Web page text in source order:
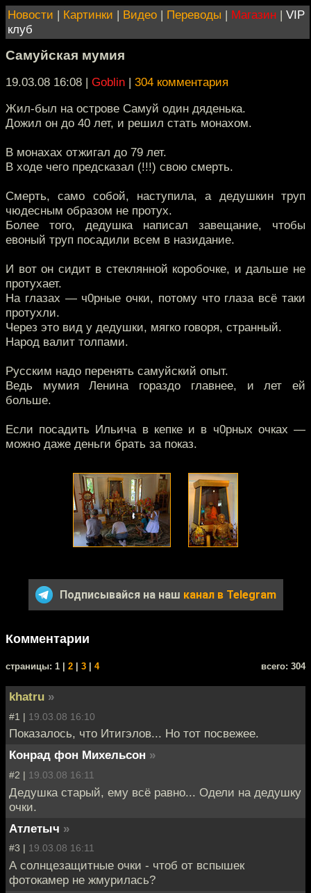
Новости | Картинки | Видео | Переводы | Магазин | VIP
клуб
Самуйская мумия
19.03.08 16:08 | Goblin | 304 комментария
Жил-был на острове Самуй один дяденька.
Дожил он до 40 лет, и решил стать монахом.
В монахах отжигал до 79 лет.
В ходе чего предсказал (!!!) свою смерть.
Смерть, само собой, наступила, а дедушкин труп
чюдесным образом не протух.
Более того, дедушка написал завещание, чтобы
евоный труп посадили всем в назидание.
И вот он сидит в стеклянной коробочке, и дальше не
протухает.
На глазах — ч0рные очки, потому что глаза всё таки
протухли.
Через это вид у дедушки, мягко говоря, странный.
Народ валит толпами.
Русским надо перенять самуйский опыт.
Ведь мумия Ленина гораздо главнее, и лет ей
больше.
Если посадить Ильича в кепке и в ч0рных очках —
можно даже деньги брать за показ.
Подписывайся на наш канал в Telegram
Комментарии
cтраницы: 1 | 2 3 4 всего: 304
khatru »
#1 | 19.03.08 16:10
Показалось, что Итигэлов... Но тот посвежее.
Конрад фон Михельсон »
#2 | 19.03.08 16:11
Дедушка старый, ему всё равно... Одели на дедушку
очки.
Атлетыч »
#3 | 19.03.08 16:11
А солнцезащитные очки - чтоб от вспышек
фотокамер не жмурилась?